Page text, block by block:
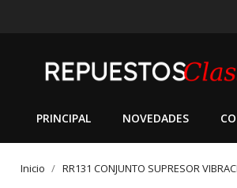
PRINCIPAL NOVEDADES
Inicio RR131 CONJUNTO SUPRESOR